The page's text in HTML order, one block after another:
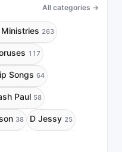
All categories →
263
117
Songs 64
Paul 58
38 D Jessy 25